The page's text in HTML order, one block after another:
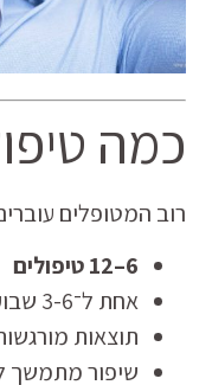
כמה
רוב המטופלים
6–12 טיפולים
אחת ל־3-6 שבועות
תוצאות מורגשות תוך 4-
שיפור מתמשך